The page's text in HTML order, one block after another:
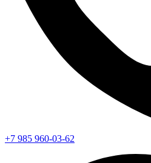
+7 985 960-03-62